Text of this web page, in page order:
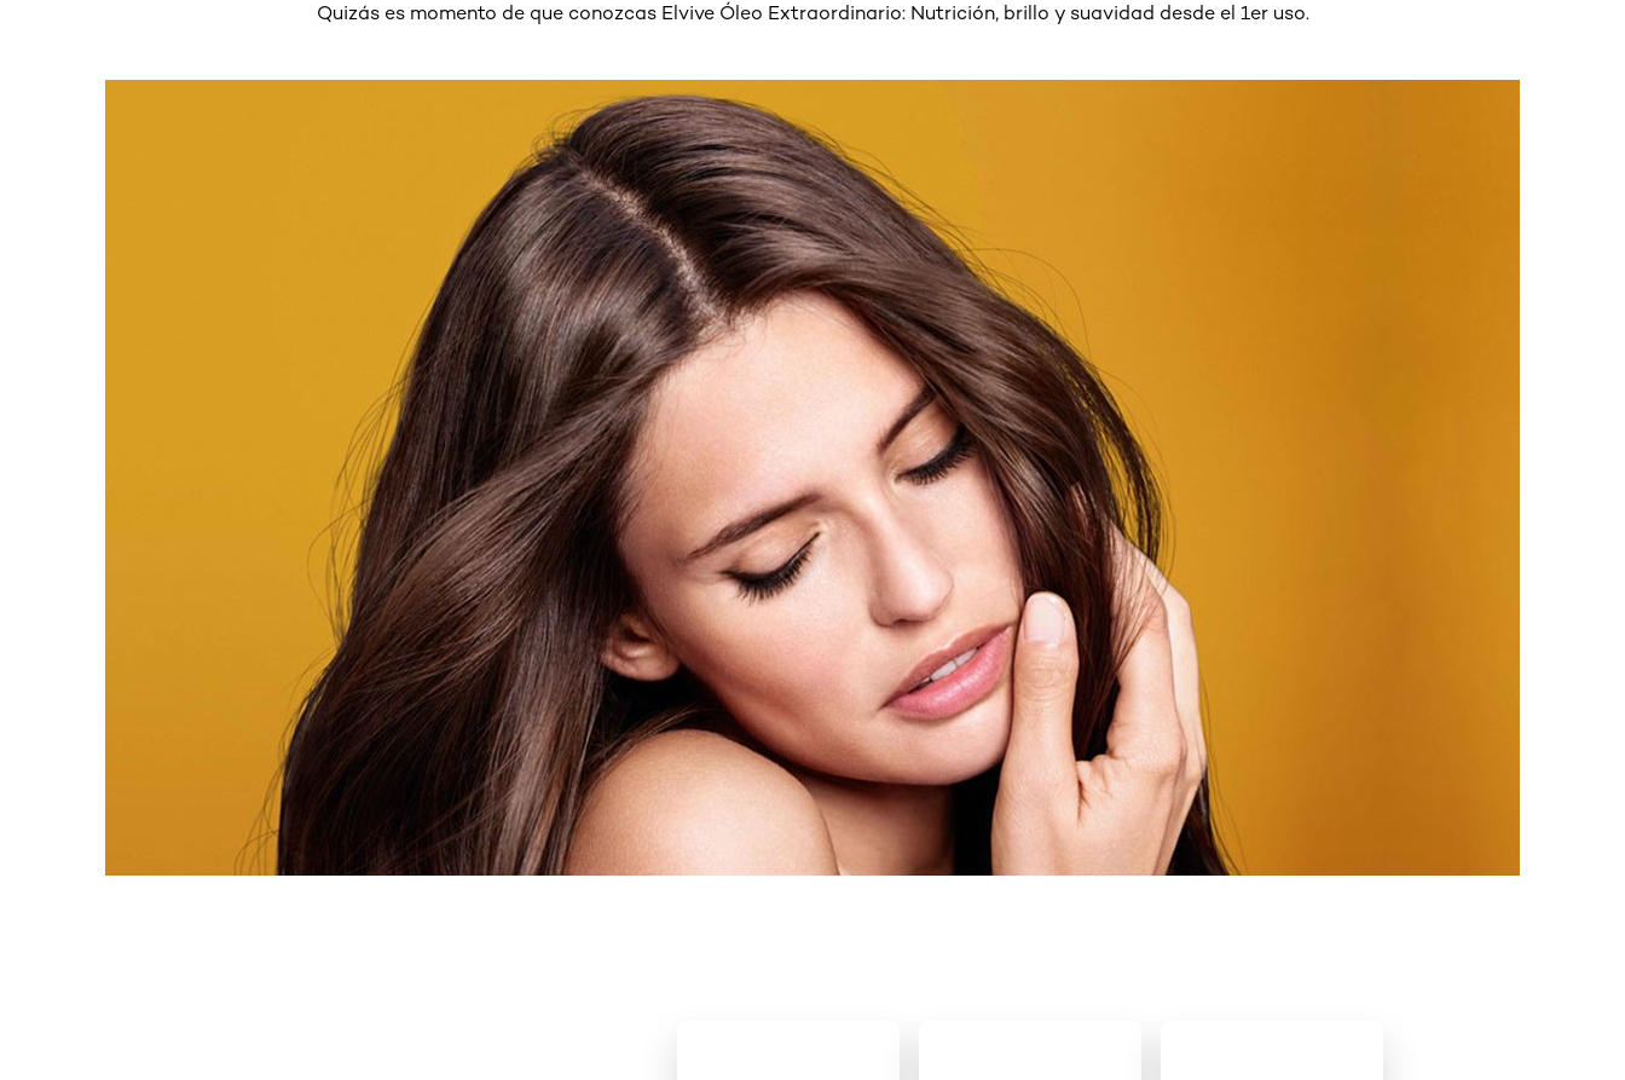
Quizás es momento de que conozcas Elvive Óleo Extraordinario: Nutrición, brillo y suavidad desde el 1er uso.